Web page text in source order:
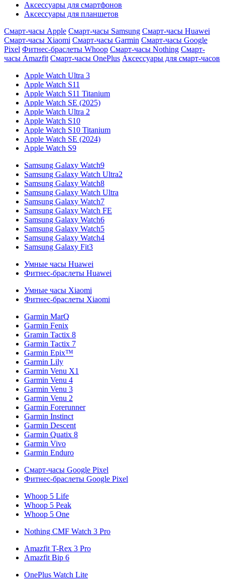
Аксессуары для смартфонов
Аксессуары для планшетов
Смарт-часы Apple Смарт-часы Samsung Смарт-часы Huawei
Смарт-часы Xiaomi Смарт-часы Garmin Смарт-часы Google
Pixel Фитнес-браслеты Whoop Смарт-часы Nothing Смарт-
часы Amazfit Смарт-часы OnePlus Аксессуары для смарт-часов
Apple Watch Ultra 3
Apple Watch S11
Apple Watch S11 Titanium
Apple Watch SE (2025)
Apple Watch Ultra 2
Apple Watch S10
Apple Watch S10 Titanium
Apple Watch SE (2024)
Apple Watch S9
Samsung Galaxy Watch9
Samsung Galaxy Watch Ultra2
Samsung Galaxy Watch8
Samsung Galaxy Watch Ultra
Samsung Galaxy Watch7
Samsung Galaxy Watch FE
Samsung Galaxy Watch6
Samsung Galaxy Watch5
Samsung Galaxy Watch4
Samsung Galaxy Fit3
Умные часы Huawei
Фитнес-браслеты Huawei
Умные часы Xiaomi
Фитнес-браслеты Xiaomi
Garmin MarQ
Garmin Fenix
Gramin Tactix 8
Garmin Tactix 7
Garmin Epix™
Garmin Lily
Garmin Venu X1
Garmin Venu 4
Garmin Venu 3
Garmin Venu 2
Garmin Forerunner
Garmin Instinct
Garmin Descent
Garmin Quatix 8
Garmin Vivo
Garmin Enduro
Смарт-часы Google Pixel
Фитнес-браслеты Google Pixel
Whoop 5 Life
Whoop 5 Peak
Whoop 5 One
Nothing CMF Watch 3 Pro
Amazfit T-Rex 3 Pro
Amazfit Bip 6
OnePlus Watch Lite